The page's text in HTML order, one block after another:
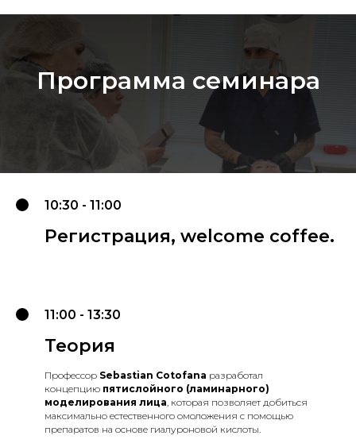
Программа семинара
10:30 - 11:00
Регистрация, welcome coffee.
11:00 - 13:30
Теория
Профессор Sebastian Cotofana разработал
концепцию пятислойного (ламинарного)
моделирования лица , которая позволяет добиться
максимально естественного омоложения с помощью
препаратов на основе гиалуроновой кислоты.